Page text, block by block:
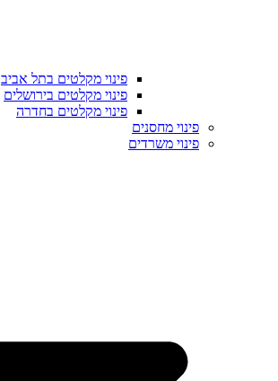
פינוי מקלטים בתל אביב
פינוי מקלטים בירושלים
פינוי מקלטים בחדרה
פינוי מחסנים
פינוי משרדים